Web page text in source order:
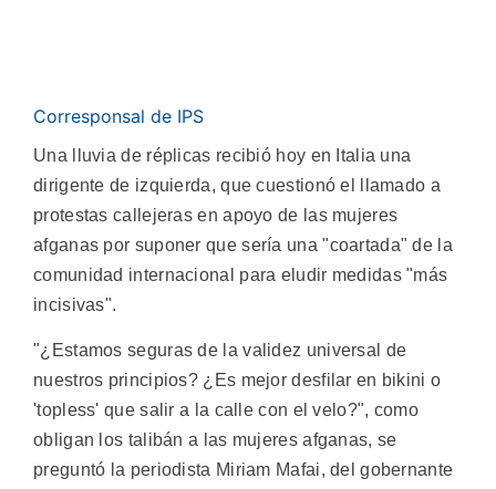
Corresponsal de IPS
Una lluvia de réplicas recibió hoy en Italia una
dirigente de izquierda, que cuestionó el llamado a
protestas callejeras en apoyo de las mujeres
afganas por suponer que sería una "coartada" de la
comunidad internacional para eludir medidas "más
incisivas".
"¿Estamos seguras de la validez universal de
nuestros principios? ¿Es mejor desfilar en bikini o
'topless' que salir a la calle con el velo?", como
obligan los talibán a las mujeres afganas, se
preguntó la periodista Miriam Mafai, del gobernante